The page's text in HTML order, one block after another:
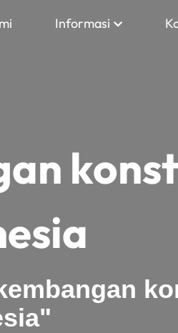
Informasi